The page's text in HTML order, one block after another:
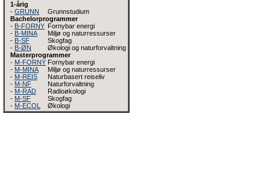
1-årig
- GRUNN
Grunnstudium
Bachelorprogrammer
- B-FORNY Fornybar energi
- B-MINA
Miljø og naturressurser
- B-SF
Skogfag
- B-ØN
Økologi og naturforvaltning
Masterprogrammer
- M-FORNY Fornybar energi
- M-MINA
Miljø og naturressurser
- M-REIS
Naturbasert reiseliv
- M-NF
Naturforvaltning
- M-RAD
Radioøkologi
- M-SF
Skogfag
- M-ECOL Økologi